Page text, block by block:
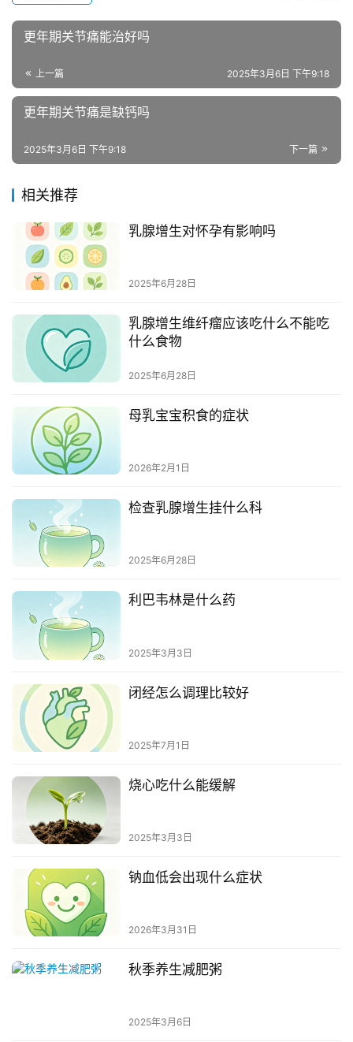
更年期关节痛能治好吗
上一篇 2025年3月6日 下午9:18
更年期关节痛是缺钙吗
下一篇
2025年3月6日 下午9:18
相关推荐
乳腺增生对怀孕有影响吗
2025年6月28日
乳腺增生维纤瘤应该吃什么不能吃
什么食物
2025年6月28日
母乳宝宝积食的症状
2026年2月1日
检查乳腺增生挂什么科
2025年6月28日
利巴韦林是什么药
2025年3月3日
闭经怎么调理比较好
2025年7月1日
烧心吃什么能缓解
2025年3月3日
钠血低会出现什么症状
2026年3月31日
秋季养生减肥粥
2025年3月6日